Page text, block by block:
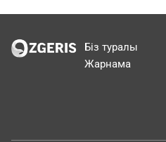
Біз туралы
Жарнама